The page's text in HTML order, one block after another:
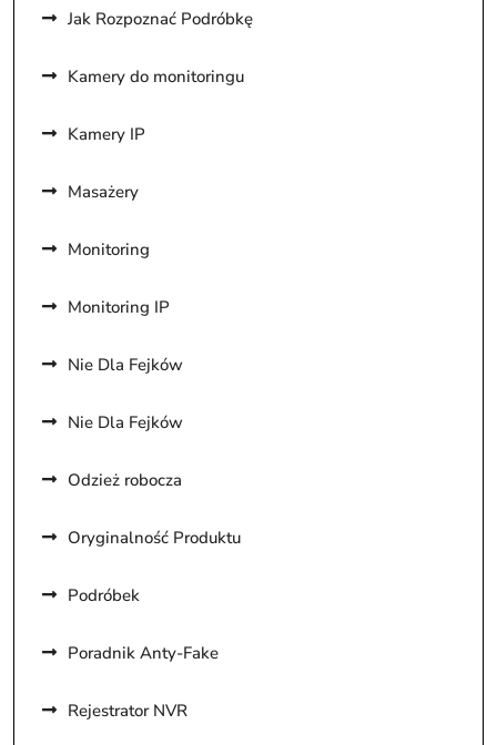
Jak Rozpoznać Podróbkę
Kamery do monitoringu
Kamery IP
Masażery
Monitoring
Monitoring IP
Nie Dla Fejków
Nie Dla Fejków
Odzież robocza
Oryginalność Produktu
Podróbek
Poradnik Anty-Fake
Rejestrator NVR